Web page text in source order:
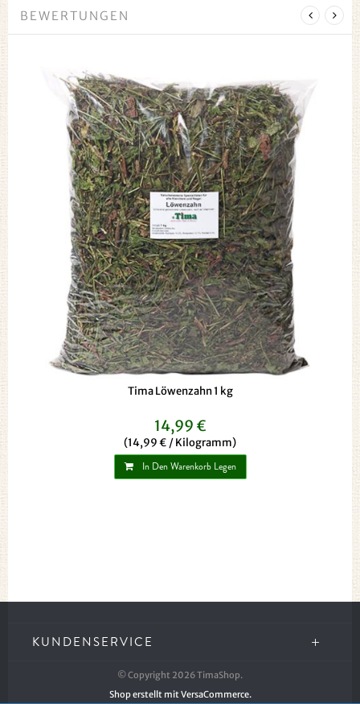
BEWERTUNGEN
Tima Löwenzahn 1 kg
14,99 €
(14,99 € / Kilogramm)
In Den Warenkorb Legen
KUNDENSERVICE
© Copyright 2026 TimaShop.
Shop erstellt mit VersaCommerce.